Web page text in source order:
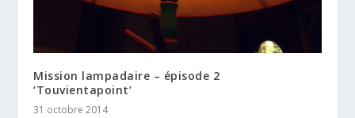
Mission lampadaire – épisode 2
‘Touvientapoint’
31 octobre 2014